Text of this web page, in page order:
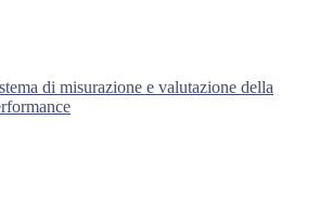
di misurazione e valutazione della